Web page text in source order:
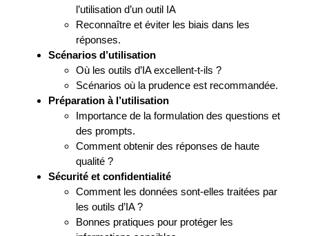
l’utilisation d’un outil IA
Reconnaître et éviter les biais dans les
réponses.
Scénarios d’utilisation
Où les outils d’IA excellent-t-ils ?
Scénarios où la prudence est recommandée.
Préparation à l’utilisation
Importance de la formulation des questions et
des prompts.
Comment obtenir des réponses de haute
qualité ?
Sécurité et confidentialité
Comment les données sont-elles traitées par
les outils d’IA ?
Bonnes pratiques pour protéger les